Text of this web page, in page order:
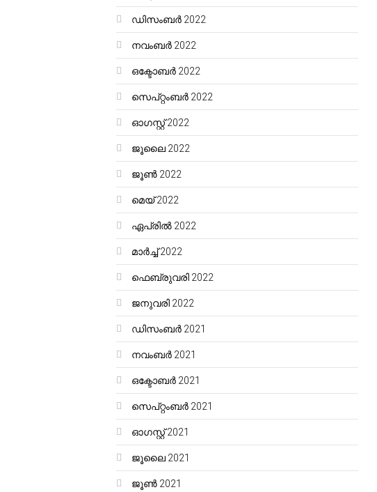
ഡിസംബർ 2022
നവംബർ 2022
ഒക്ടോബർ 2022
സെപ്റ്റംബർ 2022
ഓഗസ്റ്റ്‌ 2022
ജൂലൈ 2022
ജൂൺ 2022
മെയ്‌ 2022
ഏപ്രിൽ 2022
മാർച്ച്‌ 2022
ഫെബ്രുവരി 2022
ജനുവരി 2022
ഡിസംബർ 2021
നവംബർ 2021
ഒക്ടോബർ 2021
സെപ്റ്റംബർ 2021
ഓഗസ്റ്റ്‌ 2021
ജൂലൈ 2021
ജൂൺ 2021